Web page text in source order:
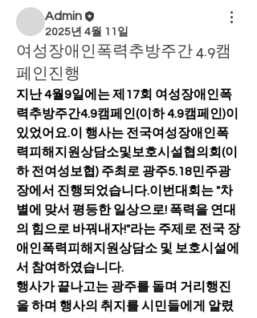
Admin
2025년 4월 11일
여성장애인폭력추방주간 4.9캠
페인진행
지난 4월9일에는 제17회 여성장애인폭
력추방주간4.9캠페인(이하 4.9캠페인)이
있었어요.이 행사는 전국여성장애인폭
력피해지원상담소및보호시설협의회(이
하 전여성보협) 주최로 광주5.18민주광
장에서 진행되었습니다.이번대회는 "차
별에 맞서 평등한 일상으로! 폭력을 연대
의 힘으로 바꿔내자!"라는 주제로 전국 장
애인폭력피해지원상담소 및 보호시설에
서 참여하였습니다.
행사가 끝나고는 광주를 돌며 거리행진
을 하며 행사의 취지를 시민들에게 알렸